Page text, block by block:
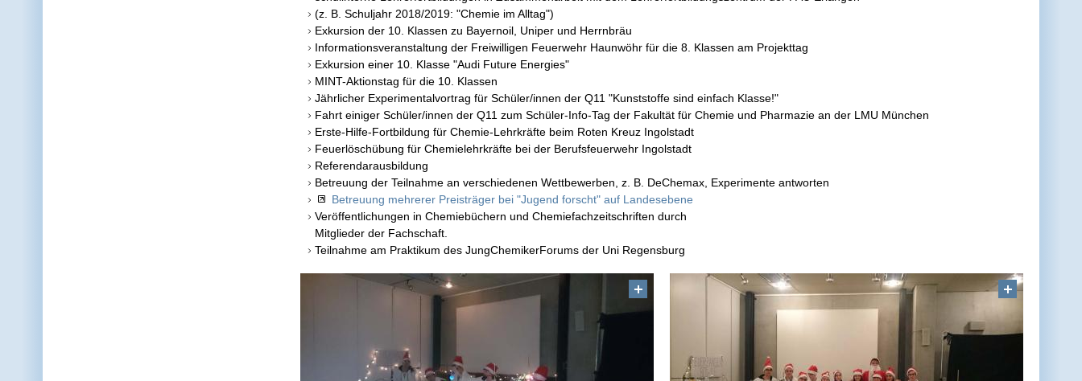
(z. B. Schuljahr 2018/2019: "Chemie im Alltag")
Exkursion der 10. Klassen zu Bayernoil, Uniper und Herrnbräu
Informationsveranstaltung der Freiwilligen Feuerwehr Haunwöhr für die 8. Klassen am Projekttag
Exkursion einer 10. Klasse "Audi Future Energies"
MINT-Aktionstag für die 10. Klassen
Jährlicher Experimentalvortrag für Schüler/innen der Q11 "Kunststoffe sind einfach Klasse!"
Fahrt einiger Schüler/innen der Q11 zum Schüler-Info-Tag der Fakultät für Chemie und Pharmazie an der LMU München
Erste-Hilfe-Fortbildung für Chemie-Lehrkräfte beim Roten Kreuz Ingolstadt
Feuerlöschübung für Chemielehrkräfte bei der Berufsfeuerwehr Ingolstadt
Referendarausbildung
Betreuung der Teilnahme an verschiedenen Wettbewerben, z. B. DeChemax, Experimente antworten
Betreuung mehrerer Preisträger bei "Jugend forscht" auf Landesebene
Veröffentlichungen in Chemiebüchern und Chemiefachzeitschriften durch
Mitglieder der Fachschaft.
Teilnahme am Praktikum des JungChemikerForums der Uni Regensburg